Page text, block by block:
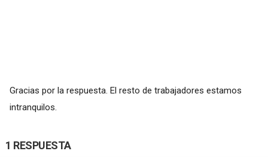
Gracias por la respuesta. El resto de trabajadores estamos
intranquilos.
1 RESPUESTA